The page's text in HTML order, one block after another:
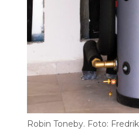
Robin Toneby. Foto: